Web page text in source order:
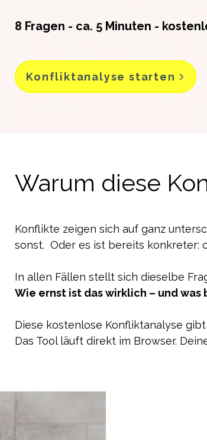
8 Fragen - ca. 5 Minuten -
Konfliktanalyse starten
Warum diese
Konflikte zeigen sich auf ganz
sonst. Oder es ist bereits konkreter:
In allen Fällen stellt sich dieselbe
Wie ernst ist das wirklich – und was
Diese kostenlose Konfliktanalyse
Das Tool läuft direkt im Browser.